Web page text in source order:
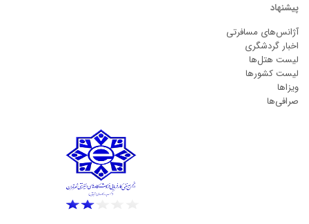
پیشنهاد
آژانس‌های مسافرتی
اخبار گردشگری
لیست هتل‌ها
لیست کشورها
ویزاها
صرافی‌ها